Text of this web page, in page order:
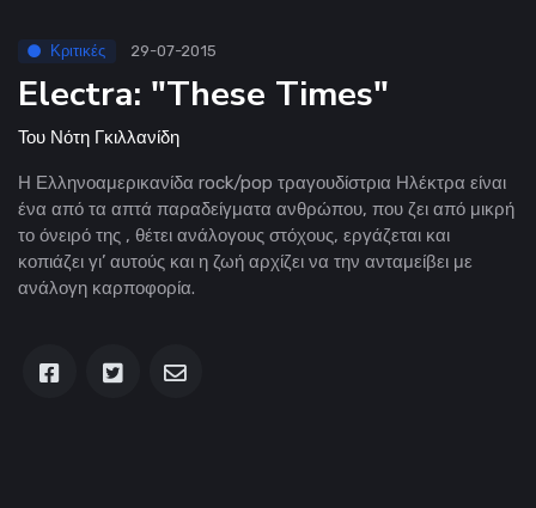
Κριτικές 29-07-2015
Electra: "These Times"
Του Νότη Γκιλλανίδη
Η Ελληνοαμερικανίδα rock/pop τραγουδίστρια Ηλέκτρα είναι
ένα από τα απτά παραδείγματα ανθρώπου, που ζει από μικρή
το όνειρό της , θέτει ανάλογους στόχους, εργάζεται και
κοπιάζει γι’ αυτούς και η ζωή αρχίζει να την ανταμείβει με
ανάλογη καρποφορία.